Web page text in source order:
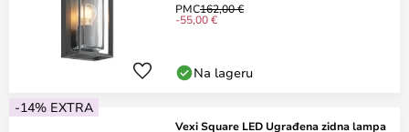
PMC162,00 €
-55,00 €
Na lageru
-14% EXTRA
Vexi Square LED Ugrađena zidna lampa